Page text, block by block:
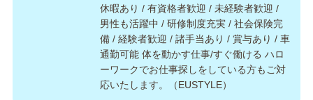
休暇あり / 有資格者歓迎 / 未経験者歓迎 /
男性も活躍中 / 研修制度充実 / 社会保険完
備 / 経験者歓迎 / 諸手当あり / 賞与あり / 車
通勤可能 体を動かす仕事/すぐ働ける ハロ
ーワークでお仕事探しをしている方もご対
応いたします。（EUSTYLE）